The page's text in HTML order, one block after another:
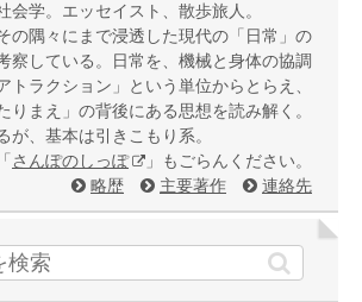
会学。エッセイスト、散歩旅人。
の隅々にまで浸透した現代の「日常」の
察している。日常を、機械と身体の協調
トラクション」という単位からとらえ、
りまえ」の背後にある思想を読み解く。
が、基本は引きこもり系。
さんぽのしっぽ
」もごらんください。
略歴
主要著作 連絡先